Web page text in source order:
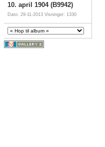
10. april 1904 (B9942)
Dato: 29-11-2013 Visninger: 1330